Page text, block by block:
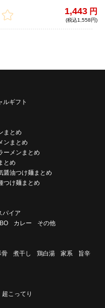
りが心地良い、オンリーワ
1,443 円
(税込1,558円)
ルギフト
まとめ
ンまとめ
ーメンまとめ
とめ
醤油つけ麺まとめ
つけ麺まとめ
パイア
カレー その他
骨 煮干し 鶏白湯 家系
旨辛
超こってり